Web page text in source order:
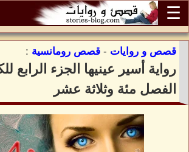
☰
قصص و روايات - قصص رومانسية :
رواية أسير عينيها الجزء الرابع
الفصل مئة وثلاثة عشر